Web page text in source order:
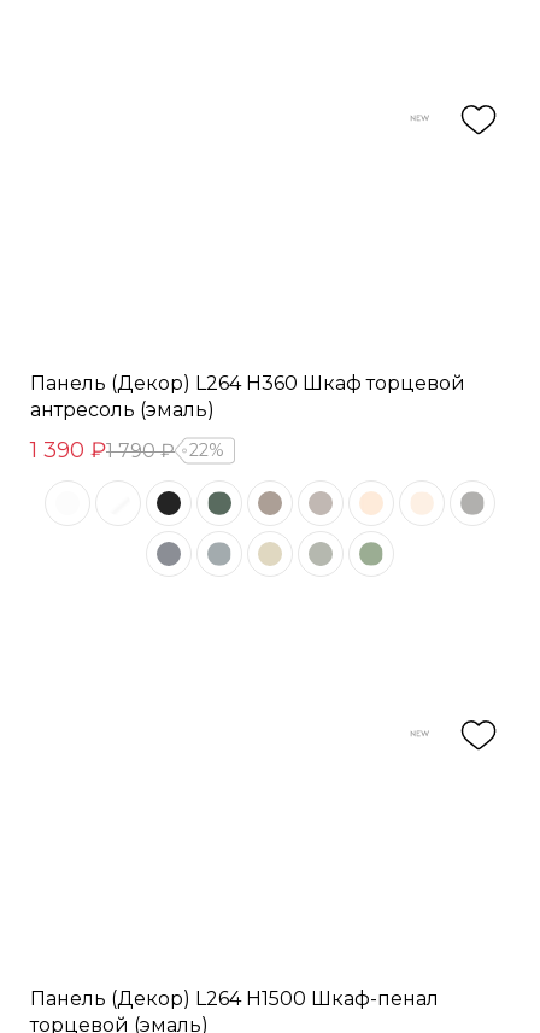
Панель (Декор) L264 H360 Шкаф торцевой
антресоль (эмаль)
1 390 ₽1 790 ₽ 22%
Панель (Декор) L264 H1500 Шкаф-пенал
торцевой (эмаль)